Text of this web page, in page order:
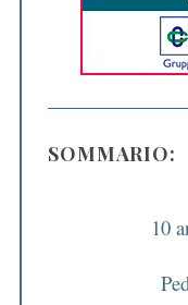
SOMMARIO:
10